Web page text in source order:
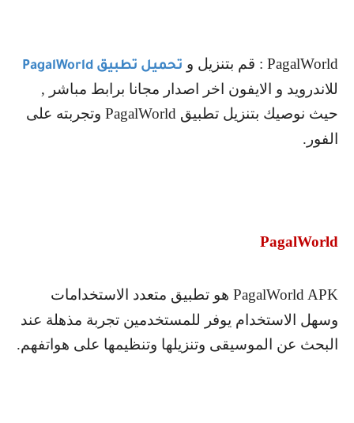
PagalWorld : قم بتنزيل و تحميل تطبيق PagalWorld
للاندرويد و الايفون اخر اصدار مجانا برابط مباشر ,
حيث نوصيك بتنزيل تطبيق PagalWorld وتجربته على
الفور.
PagalWorld
PagalWorld APK هو تطبيق متعدد الاستخدامات
وسهل الاستخدام يوفر للمستخدمين تجربة مذهلة عند
البحث عن الموسيقى وتنزيلها وتنظيمها على هواتفهم.